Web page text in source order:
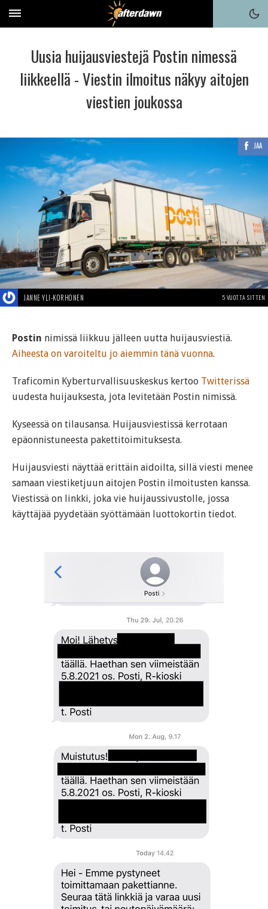
Uusia huijausviestejä Postin nimessä
liikkeellä - Viestin ilmoitus näkyy aitojen
viestien joukossa
JAA
JANNE YLI-KORHONEN 5 VUOTTA SITTEN
Postin nimissä liikkuu jälleen uutta huijausviestiä.
Aiheesta on varoiteltu jo aiemmin tänä vuonna.
Traficomin Kyberturvallisuuskeskus kertoo Twitterissä
uudesta huijauksesta, jota levitetään Postin nimissä.
Kyseessä on tilausansa. Huijausviestissä kerrotaan
epäonnistuneesta pakettitoimituksesta.
Huijausviesti näyttää erittäin aidoilta, sillä viesti menee
samaan viestiketjuun aitojen Postin ilmoitusten kanssa.
Viestissä on linkki, joka vie huijaussivustolle, jossa
käyttäjää pyydetään syöttämään luottokortin tiedot.